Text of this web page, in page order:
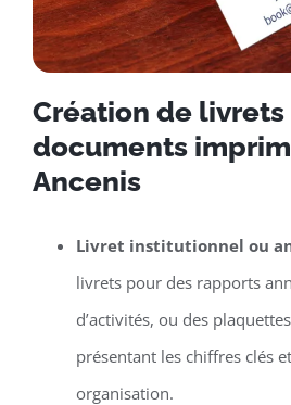
Création de livrets
documents
Ancenis
Livret institutionnel ou
livrets pour des rapports
d’activités, ou des
présentant les chiffres clés
organisation.